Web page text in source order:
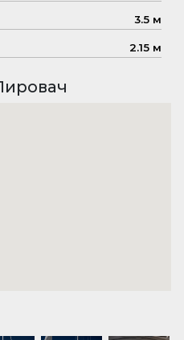
3.5 м
2.15 м